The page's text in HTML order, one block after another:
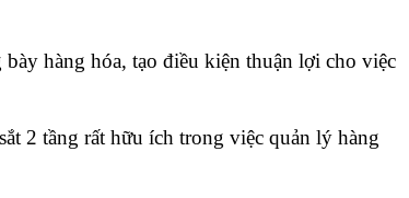
hàng hóa, tạo điều kiện thuận lợi cho việc
2 tầng rất hữu ích trong việc quản lý hàng